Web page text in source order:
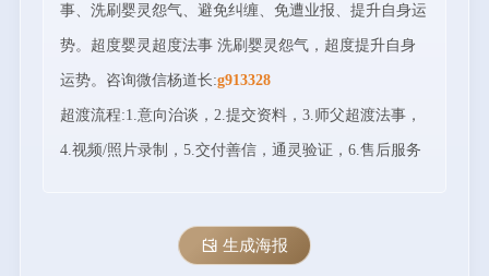
事、洗刷婴灵怨气、避免纠缠、免遭业报、提升自身运
势。超度婴灵超度法事 洗刷婴灵怨气，超度提升自身
运势。咨询微信杨道长:g913328
超渡流程:1.意向治谈，2.提交资料，3.师父超渡法事，
4.视频/照片录制，5.交付善信，通灵验证，6.售后服务
生成海报